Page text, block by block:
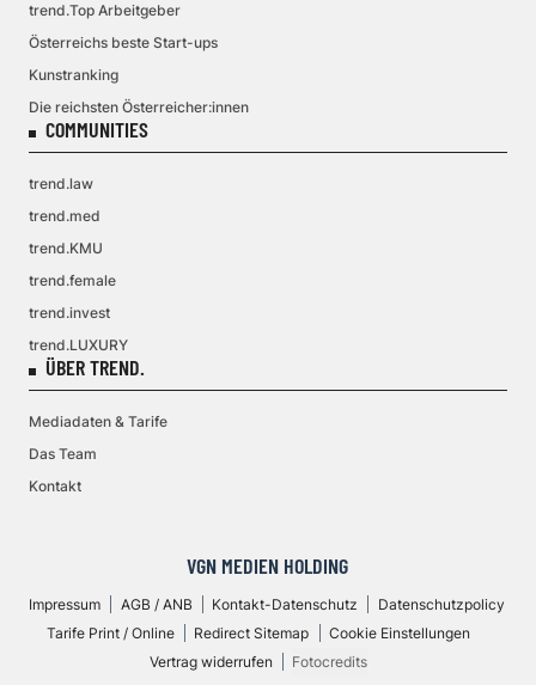
trend.Top Arbeitgeber
Österreichs beste Start-ups
Kunstranking
Die reichsten Österreicher:innen
COMMUNITIES
trend.law
trend.med
trend.KMU
trend.female
trend.invest
trend.LUXURY
ÜBER TREND.
Mediadaten & Tarife
Das Team
Kontakt
VGN MEDIEN HOLDING
Impressum AGB / ANB Kontakt-Datenschutz
Datenschutzpolicy
Tarife Print / Online
Redirect Sitemap
Cookie Einstellungen
Vertrag widerrufen
Fotocredits